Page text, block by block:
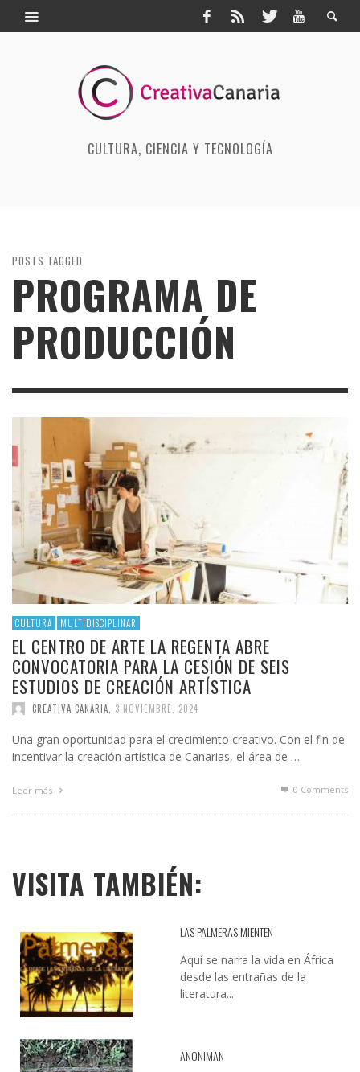
CULTURA, CIENCIA Y TECNOLOGÍA
POSTS TAGGED
PROGRAMA DE
PRODUCCIÓN
CULTURA MULTIDISCIPLINAR
EL CENTRO DE ARTE LA REGENTA ABRE
CONVOCATORIA PARA LA CESIÓN DE SEIS
ESTUDIOS DE CREACIÓN ARTÍSTICA
CREATIVA CANARIA 3 NOVIEMBRE, 2024
Una gran oportunidad para el crecimiento creativo. Con el fin de
incentivar la creación artística de Canarias, el área de …
Leer más 0 Comments
VISITA TAMBIÉN:
LAS PALMERAS MIENTEN
Aquí se narra la vida en África
desde las entrañas de la
literatura...
ANONIMAN